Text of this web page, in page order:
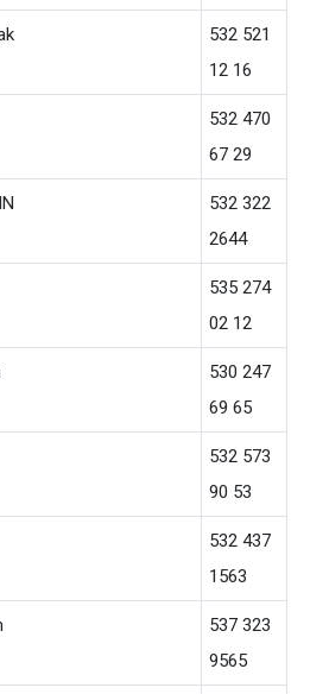
532 521
12 16
532 470
67 29
532 322
2644
535 274
02 12
530 247
69 65
532 573
90 53
532 437
1563
537 323
9565